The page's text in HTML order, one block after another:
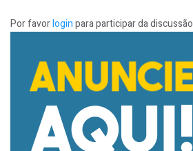
Por favorloginpara participar da discussão